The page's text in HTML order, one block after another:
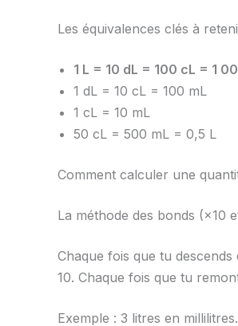
Les équivalences clés à
1 L = 10 dL = 100 cL = 1
1 dL = 10 cL = 100 mL
1 cL = 10 mL
50 cL = 500 mL = 0,5 L
Comment calculer une
La méthode des bonds (×10
Chaque fois que tu
10. Chaque fois que tu
Exemple : 3 litres en